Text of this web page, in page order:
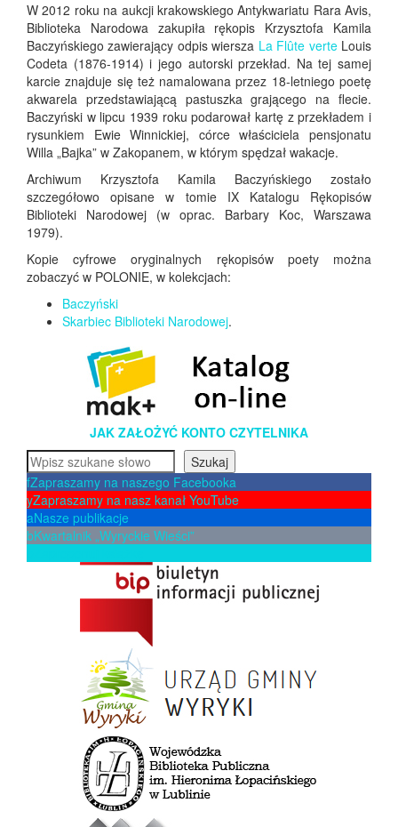
W 2012 roku na aukcji krakowskiego Antykwariatu Rara Avis,
Biblioteka Narodowa zakupiła rękopis Krzysztofa Kamila
Baczyńskiego zawierający odpis wiersza La Flûte verteLouis
Codeta (1876-1914) i jego autorski przekład. Na tej samej
karcie znajduje się też namalowana przez 18-letniego poetę
akwarela przedstawiającą pastuszka grającego na flecie.
Baczyński w lipcu 1939 roku podarował kartę z przekładem i
rysunkiem Ewie Winnickiej, córce właściciela pensjonatu
Willa „Bajka” w Zakopanem, w którym spędzał wakacje.
Archiwum Krzysztofa Kamila Baczyńskiego zostało
szczegółowo opisane w tomie IX Katalogu Rękopisów
Biblioteki Narodowej (w oprac. Barbary Koc, Warszawa
1979).
Kopie cyfrowe oryginalnych rękopisów poety można
zobaczyć w POLONIE, w kolekcjach:
Baczyński
Skarbiec Biblioteki Narodowej.
JAK ZAŁOŻYĆ KONTO CZYTELNIKA
Szukaj
Szukaj
fZapraszamy na naszego Facebooka
yZapraszamy na nasz kanał YouTube
aNasze publikacje
bKwartalnik „Wyryckie Wieści”